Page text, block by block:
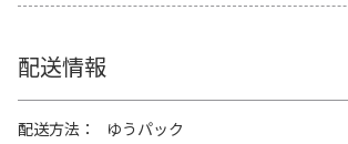
配送情報
配送方法
ゆうパック